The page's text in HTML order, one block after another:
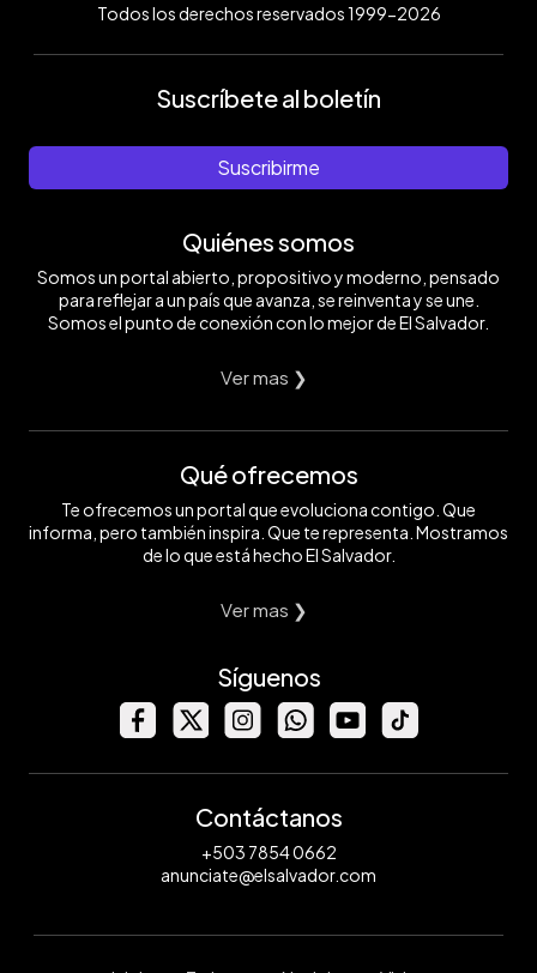
Todos los derechos reservados 1999-2026
Suscríbete al boletín
Suscribirme
Quiénes somos
Somos un portal abierto, propositivo y moderno, pensado
para reflejar a un país que avanza, se reinventa y se une.
Somos el punto de conexión con lo mejor de El Salvador.
Ver mas ❯
Qué ofrecemos
Te ofrecemos un portal que evoluciona contigo. Que
informa, pero también inspira. Que te representa. Mostramos
de lo que está hecho El Salvador.
Ver mas ❯
Síguenos
Contáctanos
+503 7854 0662
anunciate@elsalvador.com